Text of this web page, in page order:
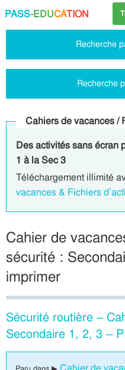
PASS-EDUCATION
Recherche
Recherche
Cahiers de vacances /
Des activités sans écran
1 à la Sec 3
Téléchargement illimité
vacances & Fichiers
Cahier de
sécurité :
imprimer
Sécurité routière –
Secondaire 1, 2, 3 –